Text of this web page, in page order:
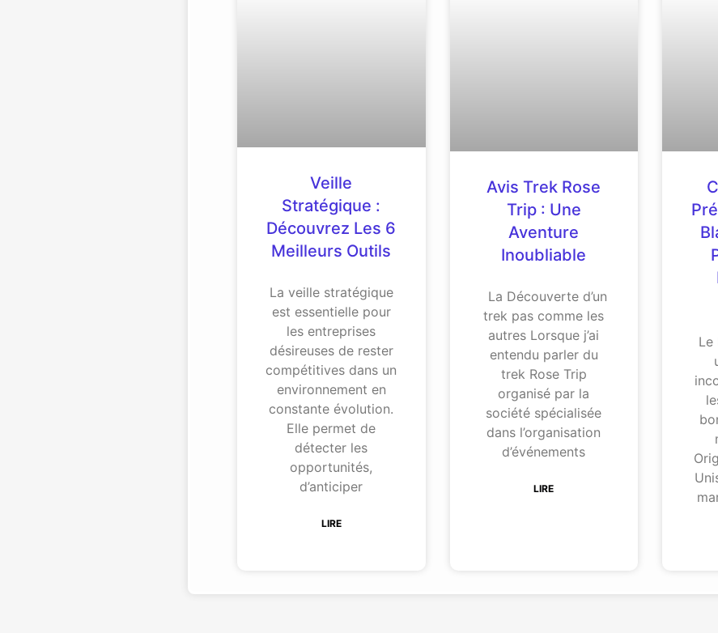
Veille
Stratégique :
Découvrez Les 6
Meilleurs Outils
La veille stratégique
est essentielle pour
les entreprises
désireuses de rester
compétitives dans un
environnement en
constante évolution.
Elle permet de
détecter les
opportunités,
d’anticiper
LIRE
Avis Trek Rose
Trip : Une
Aventure
Inoubliable
La Découverte d’un
trek pas comme les
autres Lorsque j’ai
entendu parler du
trek Rose Trip
organisé par la
société spécialisée
dans l’organisation
d’événements
LIRE
Le